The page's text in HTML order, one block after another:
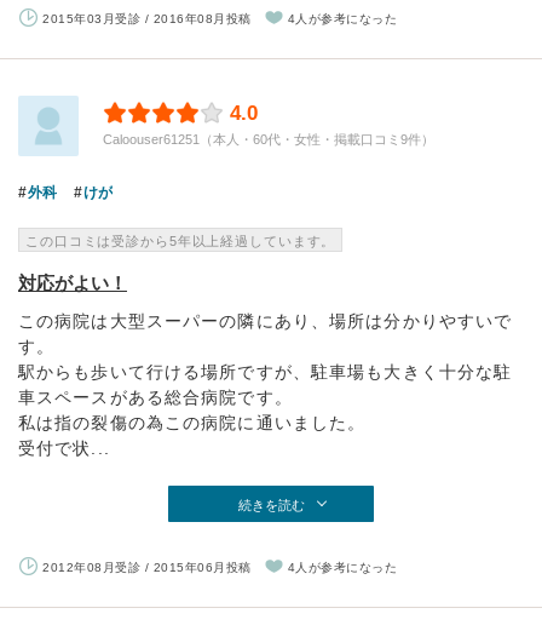
2015年03月受診 / 2016年08月投稿 4人が参考になった
4.0
Caloouser61251（本人・60代・女性・掲載口コミ9件）
外科 けが
この口コミは受診から5年以上経過しています。
対応がよい！
この病院は大型スーパーの隣にあり、場所は分かりやすいで
す。
駅からも歩いて行ける場所ですが、駐車場も大きく十分な駐
車スペースがある総合病院です。
私は指の裂傷の為この病院に通いました。
受付で状...
続きを読む
2012年08月受診 / 2015年06月投稿 4人が参考になった